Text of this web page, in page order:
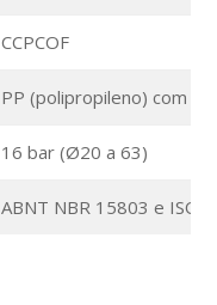
CCPCOF
PP (polipropileno) com
16 bar (Ø20 a 63)
ABNT NBR 15803 e ISO